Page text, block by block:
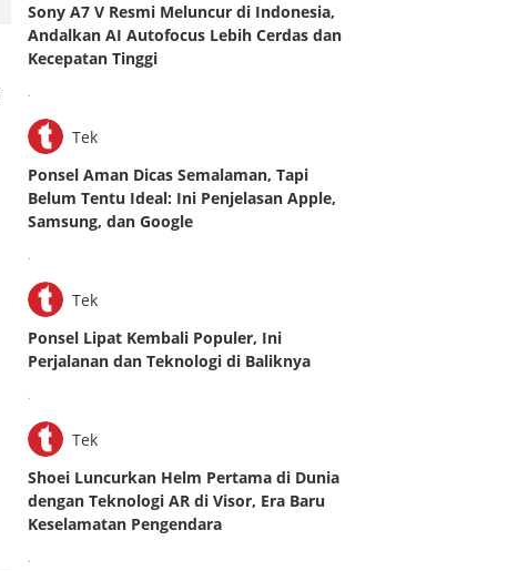
Sony A7 V Resmi Meluncur di Indonesia,
Andalkan AI Autofocus Lebih Cerdas dan
Kecepatan Tinggi
.
Tek
Ponsel Aman Dicas Semalaman, Tapi
Belum Tentu Ideal: Ini Penjelasan Apple,
Samsung, dan Google
.
Tek
Ponsel Lipat Kembali Populer, Ini
Perjalanan dan Teknologi di Baliknya
.
Tek
Shoei Luncurkan Helm Pertama di Dunia
dengan Teknologi AR di Visor, Era Baru
Keselamatan Pengendara
.